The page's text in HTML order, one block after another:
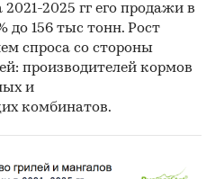
2021-2025 гг его продажи в
до 156 тыс тонн. Рост
спроса со стороны
производителей кормов
и
комбинатов.